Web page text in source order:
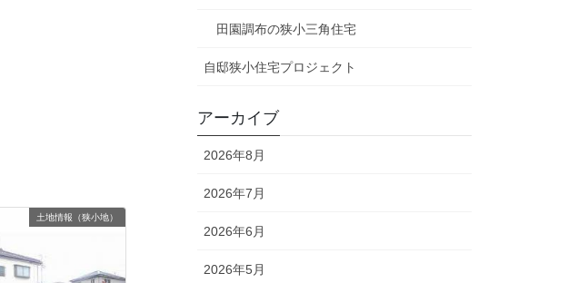
土地情報（狭小地）
田園調布の狭小三角住宅
自邸狭小住宅プロジェクト
アーカイブ
2026年8月
2026年7月
2026年6月
2026年5月